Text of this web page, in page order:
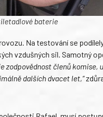
baterie
Na testování se
vzdušných sil. Samotný
zodpovědnost členů komise,
dalších dvacet let,“